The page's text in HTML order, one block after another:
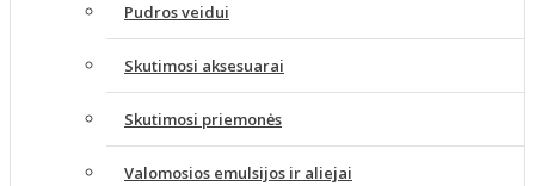
Pudros veidui
Skutimosi aksesuarai
Skutimosi priemonės
Valomosios emulsijos ir aliejai